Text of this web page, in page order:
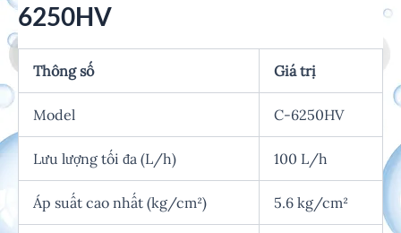
6250HV
Thông số Giá trị
Model C-6250HV
Lưu lượng tối đa (L/h) 100 L/h
Áp suất cao nhất (kg/cm²) 5.6 kg/cm²